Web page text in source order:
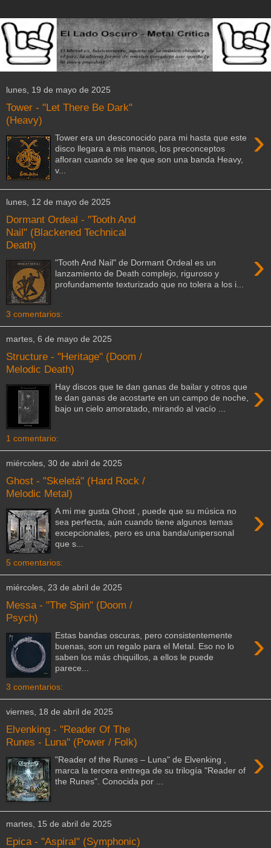
lunes, 19 de mayo de 2025
Tower - "Let There Be Dark"
(Heavy)
›
Tower era un desconocido para mi hasta que este
disco llegara a mis manos, los preconceptos
afloran cuando se lee que son una banda Heavy,
v...
lunes, 12 de mayo de 2025
Dormant Ordeal - "Tooth And
Nail" (Blackened Technical
Death)
›
"Tooth And Nail" de Dormant Ordeal es un
lanzamiento de Death complejo, riguroso y
profundamente texturizado que no tolera a los i...
3 comentarios:
martes, 6 de mayo de 2025
Structure - "Heritage" (Doom /
Melodic Death)
›
Hay discos que te dan ganas de bailar y otros que
te dan ganas de acostarte en un campo de noche,
bajo un cielo amoratado, mirando al vacío ...
1 comentario:
miércoles, 30 de abril de 2025
Ghost - "Skeletá" (Hard Rock /
Melodic Metal)
›
A mi me gusta Ghost , puede que su música no
sea perfecta, aún cuando tiene algunos temas
excepcionales, pero es una banda/unipersonal
que s...
5 comentarios:
miércoles, 23 de abril de 2025
Messa - "The Spin" (Doom /
Psych)
›
Estas bandas oscuras, pero consistentemente
buenas, son un regalo para el Metal. Eso no lo
saben los más chiquillos, a ellos le puede
parece...
3 comentarios:
viernes, 18 de abril de 2025
Elvenking - "Reader Of The
Runes - Luna" (Power / Folk)
›
"Reader of the Runes – Luna" de Elvenking ,
marca la tercera entrega de su trilogía "Reader of
the Runes". Conocida por ...
martes, 15 de abril de 2025
Epica - "Aspiral" (Symphonic)